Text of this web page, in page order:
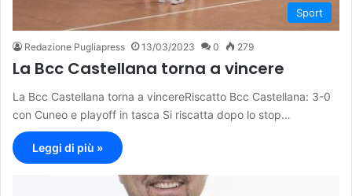
Sport
Redazione Pugliapress 13/03/2023 0 279
La Bcc Castellana torna a vincere
La Bcc Castellana torna a vincereRiscatto Bcc Castellana: 3-0
con Cuneo e playoff in tasca Si riscatta dopo lo stop…
Leggi di più »